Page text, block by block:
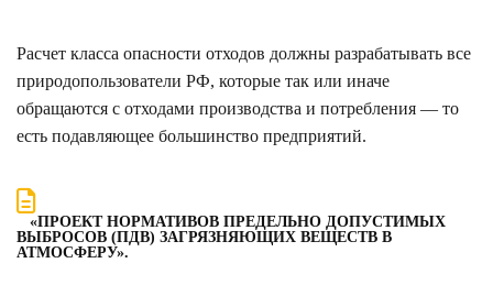
Расчет класса опасности отходов должны разрабатывать все
природопользователи РФ, которые так или иначе
обращаются с отходами производства и потребления — то
есть подавляющее большинство предприятий.
«ПРОЕКТ НОРМАТИВОВ ПРЕДЕЛЬНО ДОПУСТИМЫХ
ВЫБРОСОВ (ПДВ) ЗАГРЯЗНЯЮЩИХ ВЕЩЕСТВ В
АТМОСФЕРУ».